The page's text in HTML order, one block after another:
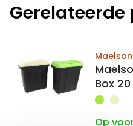
Maelson
Box 20
Op